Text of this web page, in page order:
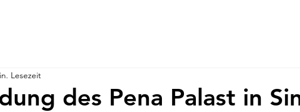
des Pena Palast in
Lesezeit